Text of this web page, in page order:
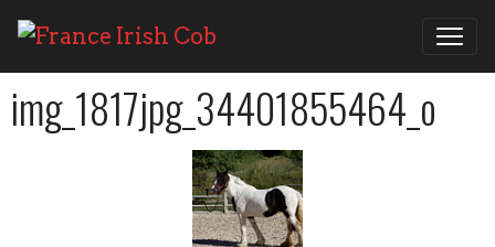
img_1817jpg_34401855464_o